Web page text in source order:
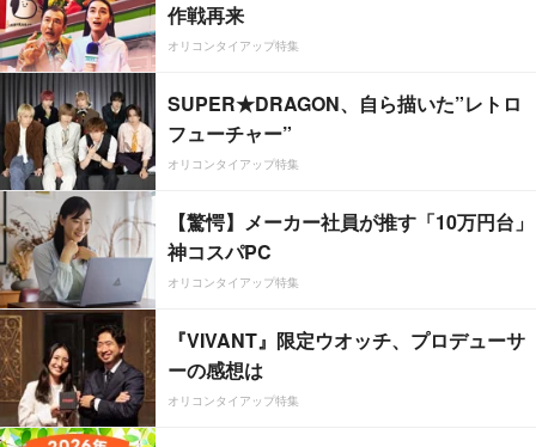
作戦再来
オリコンタイアップ特集
SUPER★DRAGON、自ら描いた”レトロ
フューチャー”
オリコンタイアップ特集
【驚愕】メーカー社員が推す「10万円台」
神コスパPC
オリコンタイアップ特集
『VIVANT』限定ウオッチ、プロデューサ
ーの感想は
オリコンタイアップ特集